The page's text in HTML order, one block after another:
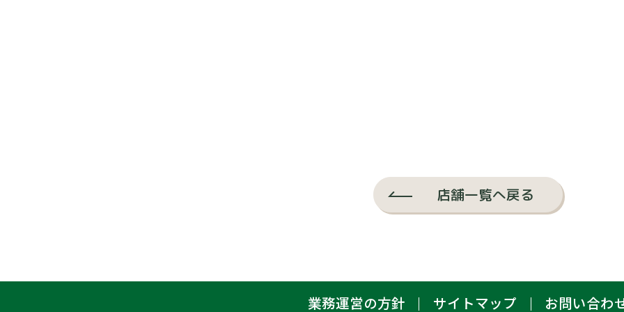
店舗一覧へ戻る
業務運営の方針 サイトマップ お問い合わ